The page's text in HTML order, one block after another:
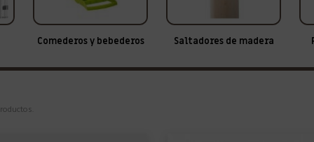
Comederos y bebederos Saltadores de madera